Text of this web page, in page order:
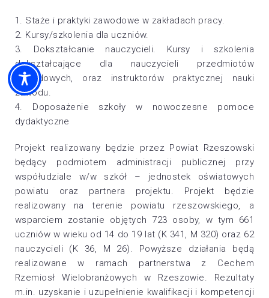
1. Staże i praktyki zawodowe w zakładach pracy.
2. Kursy/szkolenia dla uczniów.
3. Dokształcanie nauczycieli. Kursy i szkolenia
dokształcające dla nauczycieli przedmiotów
zawodowych, oraz instruktorów praktycznej nauki
zawodu.
4. Doposażenie szkoły w nowoczesne pomoce
dydaktyczne
Projekt realizowany będzie przez Powiat Rzeszowski
będący podmiotem administracji publicznej przy
współudziale w/w szkół – jednostek oświatowych
powiatu oraz partnera projektu. Projekt będzie
realizowany na terenie powiatu rzeszowskiego, a
wsparciem zostanie objętych 723 osoby, w tym 661
uczniów w wieku od 14 do 19 lat (K 341, M 320) oraz 62
nauczycieli (K 36, M 26). Powyższe działania będą
realizowane w ramach partnerstwa z Cechem
Rzemiosł Wielobranżowych w Rzeszowie. Rezultaty
m.in. uzyskanie i uzupełnienie kwalifikacji i kompetencji